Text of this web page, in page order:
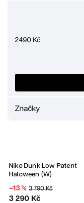
Nejprodávanější
2490 Kč
Značky
Sleva
Nike Dunk Low Patent
Haloween (W)
–13 % 3 790 Kč
3 290 Kč